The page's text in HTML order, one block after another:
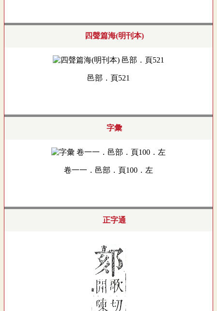
四聲篇海(明刊本)
邑部．頁521
字彙
卷一一．邑部．頁100．左
正字通